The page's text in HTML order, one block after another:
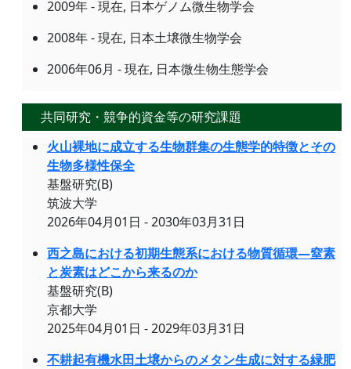
2009年 - 現在, 日本ゲノム微生物学会
2008年 - 現在, 日本土壌微生物学会
2006年06月 - 現在, 日本微生物生態学会
共同研究・競争的資金等の研究課題
火山裸地に成立する生物群集の生態学的特徴とその
生物多様性保全
基盤研究(B)
筑波大学
2026年04月01日 - 2030年03月31日
西之島における初期生態系における物質循環―窒素
と炭素はどこから来るのか
基盤研究(B)
京都大学
2025年04月01日 - 2029年03月31日
不耕起有機水田土壌からのメタン生成に対する緑肥